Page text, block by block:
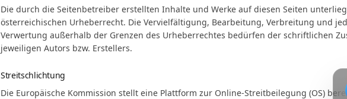
Die durch die Seitenbetreiber erstellten Inhalte und Werke auf diesen Seiten
österreichischen Urheberrecht. Die Vervielfältigung, Bearbeitung, Verbreitung und
Verwertung außerhalb der Grenzen des Urheberrechtes bedürfen der schriftlichen
jeweiligen Autors bzw. Erstellers.
Streitschlichtung
Die Europäische Kommission stellt eine Plattform zur Online-Streitbeilegung (OS)